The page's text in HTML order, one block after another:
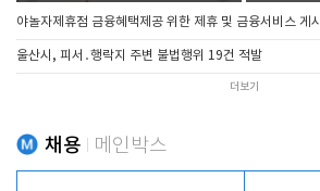
야놀자제휴점 금융혜택제공 위한 제휴 및 금융서비스 게시
울산시, 피서․행락지 주변 불법행위 19건 적발
더보기
채용 메인박스